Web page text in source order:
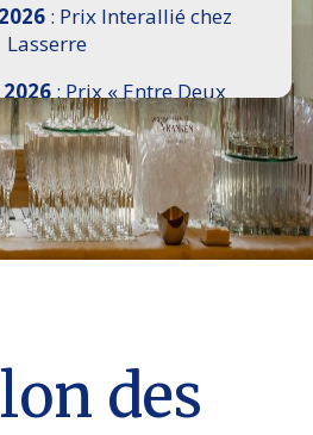
: Prix Interallié chez
Lasserre
: Prix « Entre Deux
Astutti au Sénat
:16e Salon de l’Histoire de
du Prix du Guesclin,
Armées 8 place Saint-
Paris 8e
des